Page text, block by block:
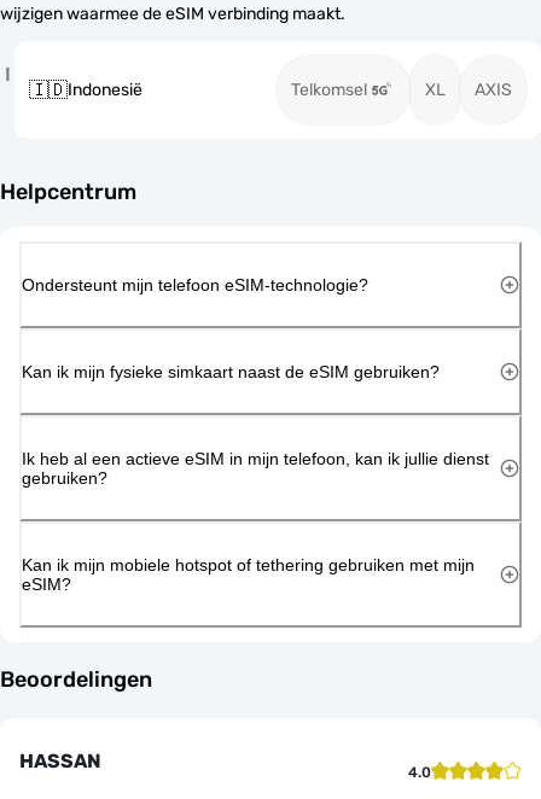
wijzigen waarmee de eSIM verbinding maakt.
I
🇮🇩Indonesië Telkomsel XL AXIS
Helpcentrum
Ondersteunt mijn telefoon eSIM-technologie?
Kan ik mijn fysieke simkaart naast de eSIM gebruiken?
Ik heb al een actieve eSIM in mijn telefoon, kan ik jullie dienst
gebruiken?
Kan ik mijn mobiele hotspot of tethering gebruiken met mijn
eSIM?
Beoordelingen
HASSAN 4.0